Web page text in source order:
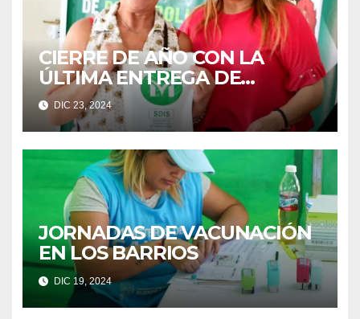
CIERRE DE AÑO CON LA
ÚLTIMA ENTREGA DE
ANTEOJOS
DIC 23, 2024
JORNADAS DE VACUNACIÓN
EN LOS BARRIOS
DIC 19, 2024